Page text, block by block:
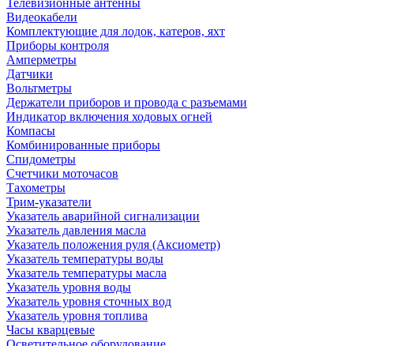
Телевизионные антенны
Видеокабели
Комплектующие для лодок, катеров, яхт
Приборы контроля
Амперметры
Датчики
Вольтметры
Держатели приборов и провода с разъемами
Индикатор включения ходовых огней
Компасы
Комбинированные приборы
Спидометры
Счетчики моточасов
Тахометры
Трим-указатели
Указатель аварийной сигнализации
Указатель давления масла
Указатель положения руля (Аксиометр)
Указатель температуры воды
Указатель температуры масла
Указатель уровня воды
Указатель уровня сточных вод
Указатель уровня топлива
Часы кварцевые